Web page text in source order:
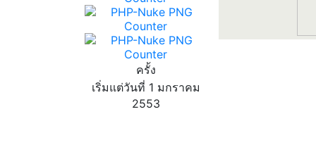
ครั้ง
เริ่มแต่วันที่ 1 มกราคม
2553